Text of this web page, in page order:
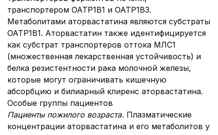
транспортером OATP1B1 и OATP1B3.
Метаболитами аторвастатина являются субстраты
OATP1B1. Аторвастатин также идентифицируется
как субстрат транспортеров оттока МЛС1
(множественная лекарственная устойчивость) и
белка резистентности рака молочной железы,
которые могут ограничивать кишечную
абсорбцию и билиарный клиренс аторвастатина.
Особые группы пациентов
Пациенты пожилого возраста. Плазматические
концентрации аторвастатина и его метаболитов у